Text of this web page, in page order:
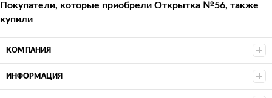
Покупатели, которые приобрели Открытка №56, также
купили
КОМПАНИЯ
ИНФОРМАЦИЯ